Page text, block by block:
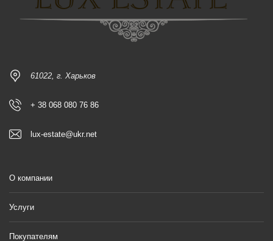
61022, г. Харьков
+ 38 068 080 76 86
lux-estate@ukr.net
О компании
Услуги
Покупателям